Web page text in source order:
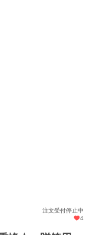
注文受付停止中
4